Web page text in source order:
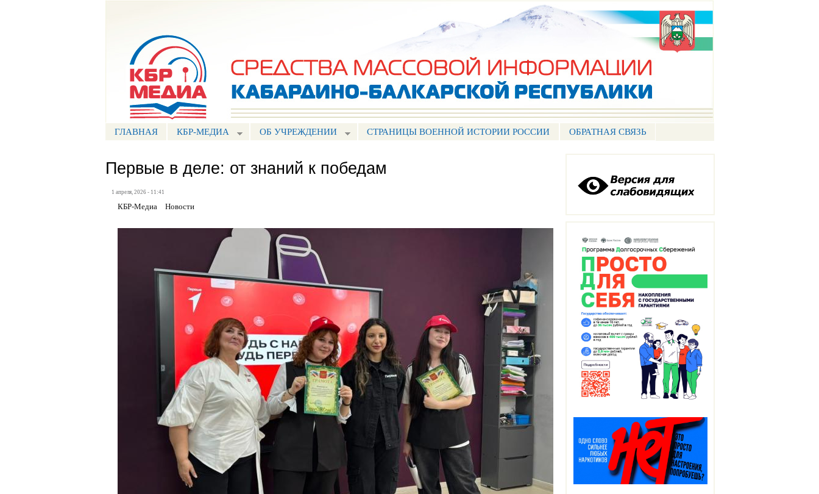
ГЛАВНАЯ КБР-МЕДИА ОБ УЧРЕЖДЕНИИ СТРАНИЦЫ ВОЕННОЙ ИСТОРИИ РОССИИ ОБРАТНАЯ СВЯЗЬ
Первые в деле: от знаний к победам
1 апреля, 2026 - 11:41
КБР-Медиа Новости